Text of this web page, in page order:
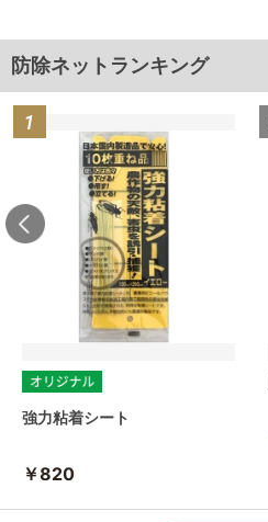
防除ネットランキング
強力粘着シート
￥820